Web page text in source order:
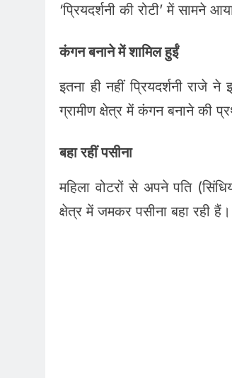
‘प्रियदर्शनी की रोटी’ में सामने
कंगन बनाने में शामिल हुईं
इतना ही नहीं प्रियदर्शनी
ग्रामीण क्षेत्र में कंगन बनाने की
बहा रहीं पसीना
महिला वोटरों से अपने पति
क्षेत्र में जमकर पसीना बहा रही हैं।